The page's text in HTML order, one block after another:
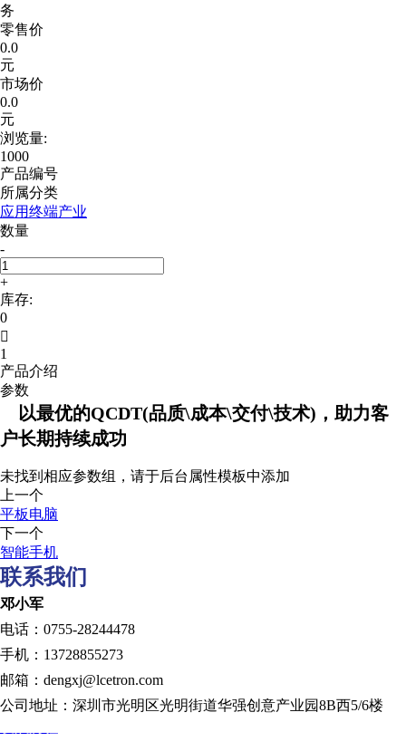
务
零售价
0.0
元
市场价
0.0
元
浏览量:
1000
产品编号
所属分类
应用终端产业
数量
-
+
库存:
0

1
产品介绍
参数
以最优的QCDT(品质\成本\交付\技术)，助力客
户长期持续成功
未找到相应参数组，请于后台属性模板中添加
上一个
平板电脑
下一个
智能手机
联系我们
邓小军
电话：0755-28244478
手机：13728855273
邮箱：dengxj@lcetron.com
公司地址：深圳市光明区光明街道华强创意产业园8B西5/6楼